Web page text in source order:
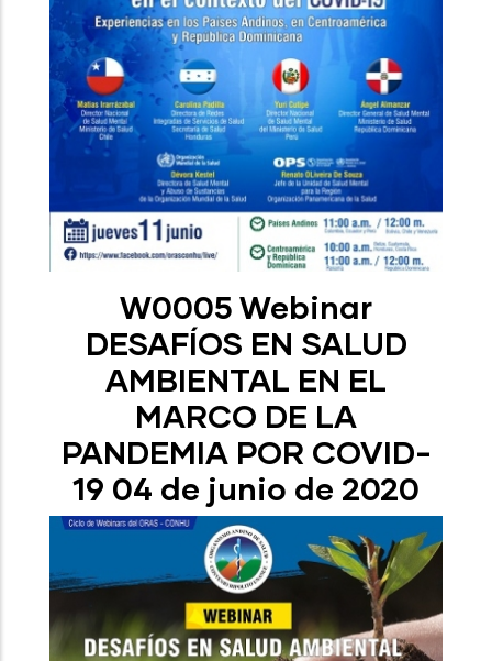
W0005 Webinar
DESAFÍOS EN SALUD
AMBIENTAL EN EL
MARCO DE LA
PANDEMIA POR COVID-
19 04 de junio de 2020